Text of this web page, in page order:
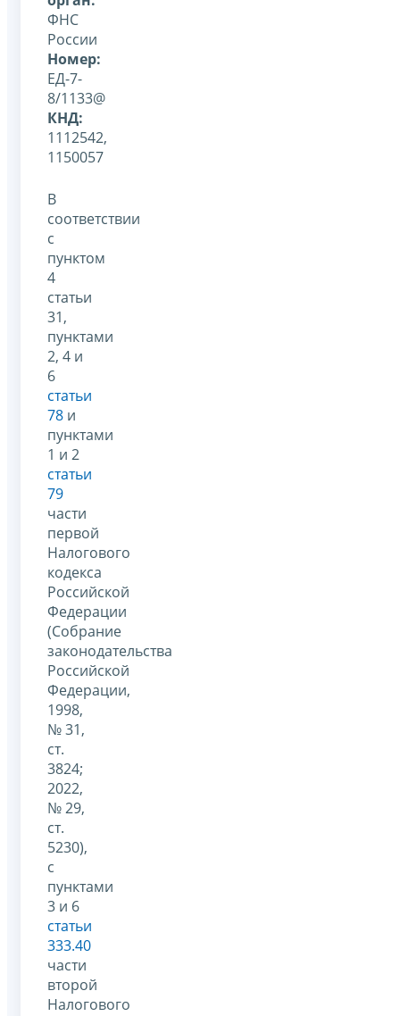
ФНС
России
Номер:
ЕД-7-
8/1133@
КНД:
1112542,
1150057
В
соответствии
с
пунктом
4
статьи
31,
пунктами
2, 4 и
6
статьи
78 и
пунктами
1 и 2
статьи
79
части
первой
Налогового
кодекса
Российской
Федерации
(Собрание
законодательства
Российской
Федерации,
1998,
№ 31,
ст.
3824;
2022,
№ 29,
ст.
5230),
с
пунктами
3 и 6
статьи
333.40
части
второй
Налогового